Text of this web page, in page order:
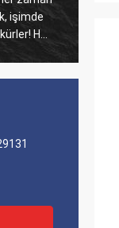
işimde
fazla